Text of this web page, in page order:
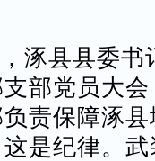
涿县县委书
部党员大
责保障涿
是纪律。